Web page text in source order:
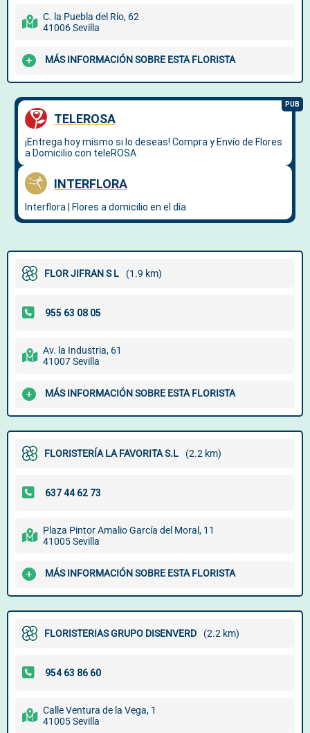
C. la Puebla del Río, 62
41006 Sevilla
MÁS INFORMACIÓN SOBRE ESTA FLORISTA
FLOR JIFRAN S L (1.9 km)
Av. la Industria, 61
41007 Sevilla
MÁS INFORMACIÓN SOBRE ESTA FLORISTA
FLORISTERÍA LA FAVORITA S.L (2.2 km)
Plaza Pintor Amalio García del Moral, 11
41005 Sevilla
MÁS INFORMACIÓN SOBRE ESTA FLORISTA
FLORISTERIAS GRUPO DISENVERD (2.2 km)
Calle Ventura de la Vega, 1
41005 Sevilla